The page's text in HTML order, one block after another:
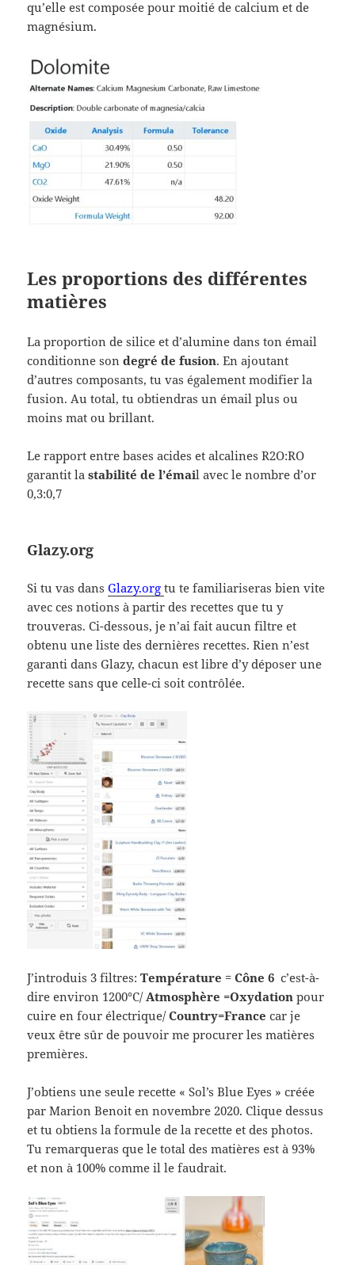
qu’elle est composée pour moitié de calcium et de
magnésium.
Les proportions des différentes
matières
La proportion de silice et d’alumine dans ton émail
conditionne sondegré de fusion. En ajoutant
d’autres composants, tu vas également modifier la
fusion. Au total, tu obtiendras un émail plus ou
moins mat ou brillant.
Le rapport entre bases acides et alcalines R2O:RO
garantit lastabilité de l’émail avec le nombre d’or
0,3:0,7
Glazy.org
Si tu vas dansGlazy.orgtu te familiariseras bien vite
avec ces notions à partir des recettes que tu y
trouveras. Ci-dessous, je n’ai fait aucun filtre et
obtenu une liste des dernières recettes. Rien n’est
garanti dans Glazy, chacun est libre d’y déposer une
recette sans que celle-ci soit contrôlée.
J’introduis 3 filtres:Température =Cône 6 c’est-à-
dire environ 1200°C/Atmosphère =Oxydation pour
cuire en four électrique/Country=France car je
veux être sûr de pouvoir me procurer les matières
premières.
J’obtiens une seule recette « Sol’s Blue Eyes » créée
par Marion Benoit en novembre 2020. Clique dessus
et tu obtiens la formule de la recette et des photos.
Tu remarqueras que le total des matières est à 93%
et non à 100% comme il le faudrait.